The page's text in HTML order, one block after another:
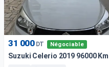
31 000 DT Négociable
Suzuki Celerio 2019 96000 Km